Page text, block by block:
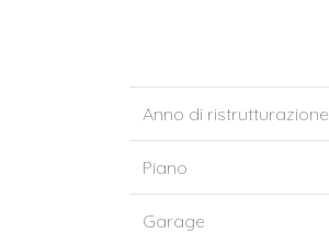
Anno di ristrutturazione
Piano
Garage